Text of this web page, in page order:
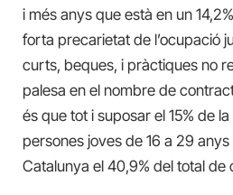
i més anys que està en un
forta precarietat de l’ocupació
curts, beques, i pràctiques no
palesa en el nombre de
és que tot i suposar el 15% de
persones joves de 16 a 29
Catalunya el 40,9% del total de